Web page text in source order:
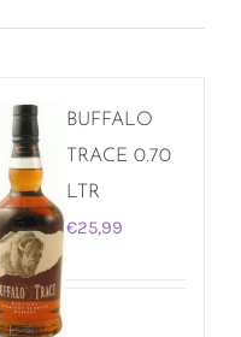
BUFFALO
TRACE 0.70
LTR
€25,99